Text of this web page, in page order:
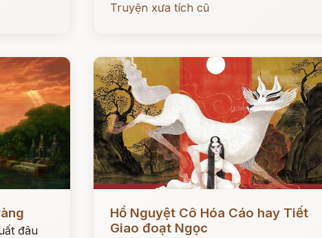
Truyện xưa tích cũ
đâu
Đọc ngay
Hồ Nguyệt Cô Hóa Cáo hay Tiết
Giao đoạt Ngọc